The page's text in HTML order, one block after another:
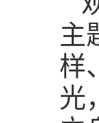
主
样
光